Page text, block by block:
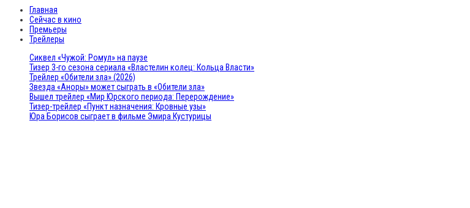
Главная
Сейчас в кино
Премьеры
Трейлеры
Сиквел «Чужой: Ромул» на паузе
Тизер 3-го сезона сериала «Властелин колец: Кольца Власти»
Трейлер «Обители зла» (2026)
Звезда «Аноры» может сыграть в «Обители зла»
Вышел трейлер «Мир Юрского периода: Перерождение»
Тизер-трейлер «Пункт назначения: Кровные узы»
Юра Борисов сыграет в фильме Эмира Кустурицы